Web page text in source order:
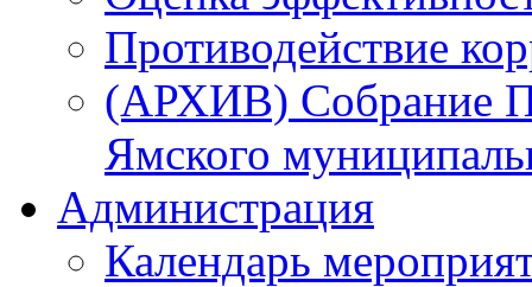
Противодействие
(АРХИВ) Собрание
Ямского
Администрация
Календарь